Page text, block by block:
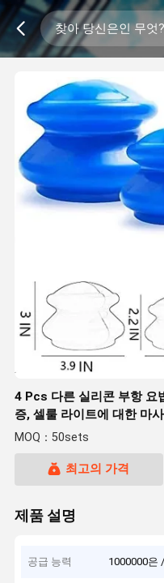
4 Pcs 다른 실리콘 부항 요
증, 셀룰 라이트에 대한 마
MOQ：50sets
최고의 가격
제품 설명
공급 능력 1000000은